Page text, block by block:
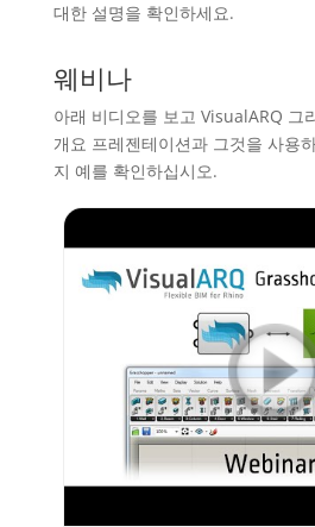
대한 설명을 확인하세요.
웨비나
아래 비디오를 보고 VisualARQ 그
개요 프레젠테이션과 그것을 사용
지 예를 확인하십시오.